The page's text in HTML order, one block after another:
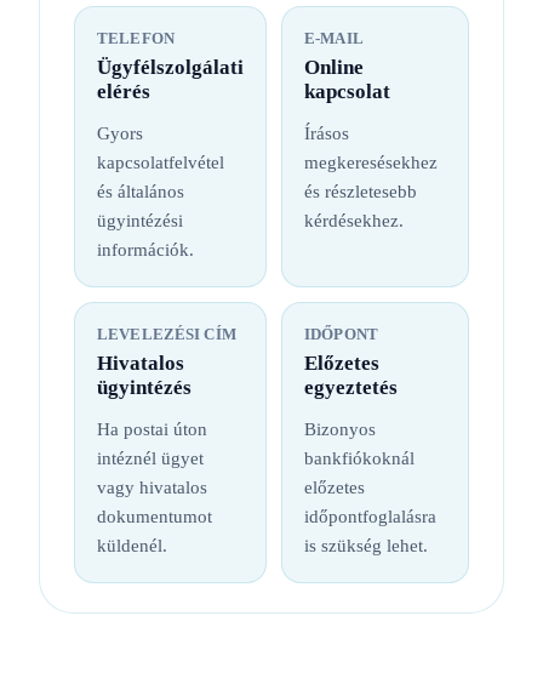
TELEFON
Ügyfélszolgálati
elérés
Gyors
kapcsolatfelvétel
és általános
ügyintézési
információk.
E-MAIL
Online
kapcsolat
Írásos
megkeresésekhez
és részletesebb
kérdésekhez.
LEVELEZÉSI CÍM
Hivatalos
ügyintézés
Ha postai úton
intéznél ügyet
vagy hivatalos
dokumentumot
küldenél.
IDŐPONT
Előzetes
egyeztetés
Bizonyos
bankfiókoknál
előzetes
időpontfoglalásra
is szükség lehet.